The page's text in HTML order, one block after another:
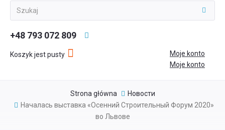
+48 793 072 809
Koszyk jest pusty
Moje konto
Moje konto
Strona główna
Новости
Началась выставка «Осенний Строительный Форум 2020»
во Львове